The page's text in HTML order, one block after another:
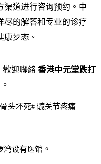
渠道进行咨询预约。中
尽的解答和专业的诊疗
康步态。
歡迎聯絡 香港中元堂跌打
头坏死# 髋关节疼痛
设有医馆。